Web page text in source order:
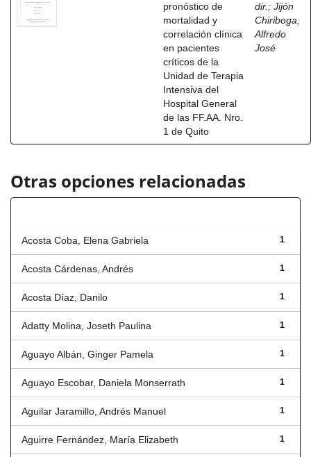
pronóstico de
mortalidad y
correlación clínica
en pacientes
críticos de la
Unidad de Terapia
Intensiva del
Hospital General
de las FF.AA. Nro.
1 de Quito
dir. ; Jijón
Chiriboga,
Alfredo
José
Otras opciones relacionadas
1
Acosta Coba, Elena Gabriela
1
Acosta Cárdenas, Andrés
1
Acosta Díaz, Danilo
1
Adatty Molina, Joseth Paulina
1
Aguayo Albán, Ginger Pamela
1
Aguayo Escobar, Daniela Monserrath
1
Aguilar Jaramillo, Andrés Manuel
1
Aguirre Fernández, María Elizabeth